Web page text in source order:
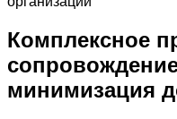
Комплексное
минимизация